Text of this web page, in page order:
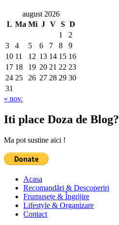
august 2026
L Ma Mi J V S D
1
2
3
4 5 6 7 8
9
10 11 12 13 14 15 16
17 18 19 20 21 22 23
24 25 26 27 28 29 30
31
« nov.
Iti place Doza de Blog?
Ma pot sustine aici !
Acasa
Recomandări & Descoperiri
Frumusețe & Îngrijire
Lifestyle & Organizare
Contact